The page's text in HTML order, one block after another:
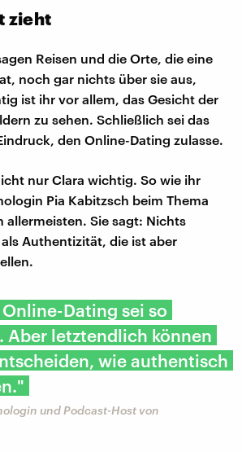
zieht
Reisen und die Orte, die eine
noch gar nichts über sie aus,
ist ihr vor allem, das Gesicht der
zu sehen. Schließlich sei das
den Online-Dating zulasse.
nur Clara wichtig. So wie ihr
Pia Kabitzsch beim Thema
allermeisten. Sie sagt: Nichts
Authentizität, die ist aber
Dating sei so
Aber letztendlich können
wie authentisch
und Podcast-Host von